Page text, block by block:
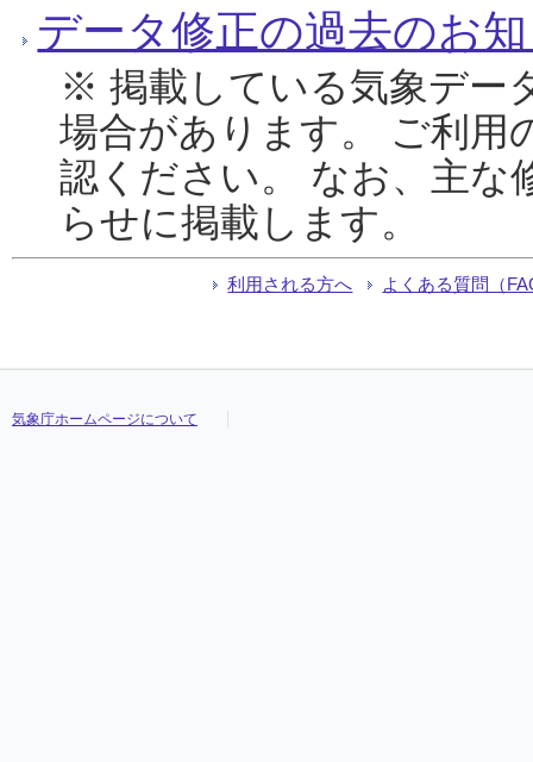
データ修正の過去のお
※ 掲載している気象デー
場合があります。 ご利用
認ください。 なお、主な
らせに掲載します。
利用される方へ よくある質問（
気象庁ホームページについて